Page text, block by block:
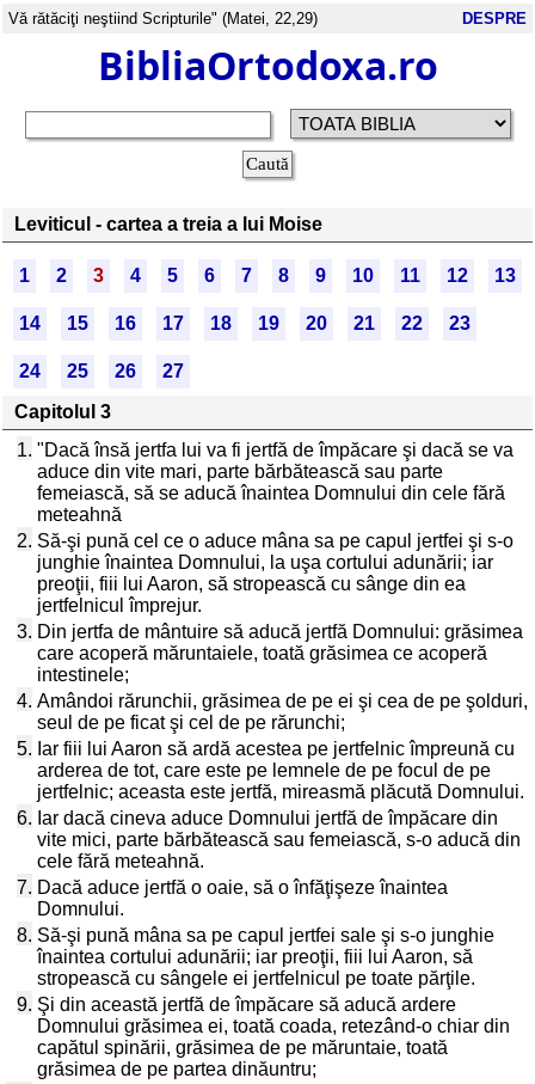
Vă rătăciţi neştiind Scripturile" (Matei, 22,29) DESPRE
BibliaOrtodoxa.ro
Leviticul - cartea a treia a lui Moise
1 2 3 4 5 6 7 8 9 10 11 12 13
14 15 16 17 18 19 20 21 22 23
24 25 26
27
Capitolul 3
1. "Dacă însă jertfa lui va fi jertfă de împăcare şi dacă se va
aduce din vite mari, parte bărbătească sau parte
femeiască, să se aducă înaintea Domnului din cele fără
meteahnă
2. Să-şi pună cel ce o aduce mâna sa pe capul jertfei şi s-o
junghie înaintea Domnului, la uşa cortului adunării; iar
preoţii, fiii lui Aaron, să stropească cu sânge din ea
jertfelnicul împrejur.
3. Din jertfa de mântuire să aducă jertfă Domnului: grăsimea
care acoperă măruntaiele, toată grăsimea ce acoperă
intestinele;
4. Amândoi rărunchii, grăsimea de pe ei şi cea de pe şolduri,
seul de pe ficat şi cel de pe rărunchi;
5. Iar fiii lui Aaron să ardă acestea pe jertfelnic împreună cu
arderea de tot, care este pe lemnele de pe focul de pe
jertfelnic; aceasta este jertfă, mireasmă plăcută Domnului.
6. Iar dacă cineva aduce Domnului jertfă de împăcare din
vite mici, parte bărbătească sau femeiască, s-o aducă din
cele fără meteahnă.
7. Dacă aduce jertfă o oaie, să o înfăţişeze înaintea
Domnului.
8. Să-şi pună mâna sa pe capul jertfei sale şi s-o junghie
înaintea cortului adunării; iar preoţii, fiii lui Aaron, să
stropească cu sângele ei jertfelnicul pe toate părţile.
9. Şi din această jertfă de împăcare să aducă ardere
Domnului grăsimea ei, toată coada, retezând-o chiar din
capătul spinării, grăsimea de pe măruntaie, toată
grăsimea de pe partea dinăuntru;